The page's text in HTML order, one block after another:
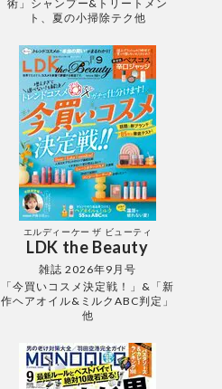
術」シャンプー&トリートメン
ト、夏の小掃除テク他
エルディーケー ザ ビューティ
LDK the Beauty
雑誌 2026年9月号
「今買いコスメ決定戦！」&「新
作ヘアオイル&ミルクABC判定」
他